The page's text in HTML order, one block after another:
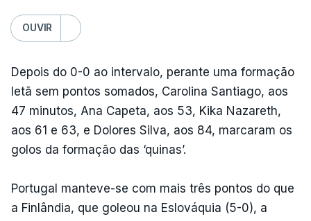
OUVIR
Depois do 0-0 ao intervalo, perante uma formação
letã sem pontos somados, Carolina Santiago, aos
47 minutos, Ana Capeta, aos 53, Kika Nazareth,
aos 61 e 63, e Dolores Silva, aos 84, marcaram os
golos da formação das ‘quinas’.
Portugal manteve-se com mais três pontos do que
a Finlândia, que goleou na Eslováquia (5-0), a